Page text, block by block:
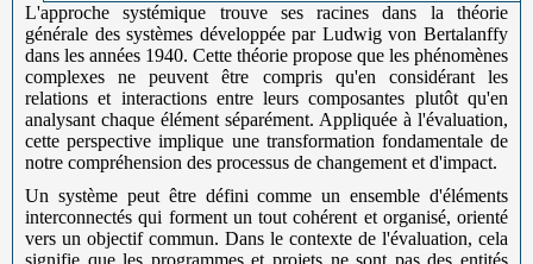
L'approche systémique trouve ses racines dans la théorie
générale des systèmes développée par Ludwig von Bertalanffy
dans les années 1940. Cette théorie propose que les phénomènes
complexes ne peuvent être compris qu'en considérant les
relations et interactions entre leurs composantes plutôt qu'en
analysant chaque élément séparément. Appliquée à l'évaluation,
cette perspective implique une transformation fondamentale de
notre compréhension des processus de changement et d'impact.
Un système peut être défini comme un ensemble d'éléments
interconnectés qui forment un tout cohérent et organisé, orienté
vers un objectif commun. Dans le contexte de l'évaluation, cela